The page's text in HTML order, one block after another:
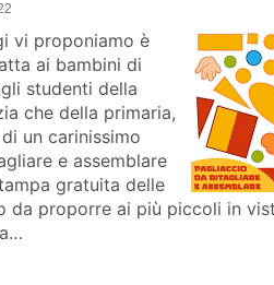
vi proponiamo è
ai bambini di
studenti della
che della primaria,
un carinissimo
e assemblare
gratuita delle
da proporre ai più piccoli in